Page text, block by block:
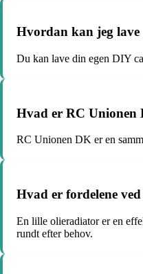
Hvordan kan jeg
Du kan lave din egen DIY
Hvad er RC Unionen
RC Unionen DK er en
Hvad er fordelene
En lille olieradiator er en
rundt efter behov.